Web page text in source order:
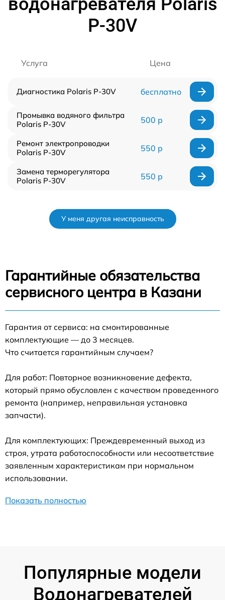
P-30V
Услуга Цена
Диагностика Polaris P-30V бесплатно
Промывка водяного фильтра
Polaris P-30V
500 р
Ремонт электропроводки
Polaris P-30V
550 р
Замена терморегулятора
Polaris P-30V
550 р
У меня другая неисправность
Гарантийные обязательства
сервисного центра в Казани
Гарантия от сервиса: на смонтированные
комплектующие — до 3 месяцев.
Что считается гарантийным случаем?
Для работ: Повторное возникновение дефекта,
который прямо обусловлен с качеством проведенного
ремонта (например, неправильная установка
запчасти).
Для комплектующих: Преждевременный выход из
строя, утрата работоспособности или несоответствие
заявленным характеристикам при нормальном
использовании.
Показать полностью
Популярные модели
Водонагревателей